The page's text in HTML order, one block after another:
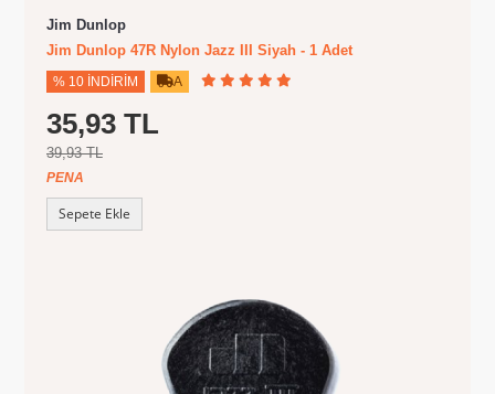
Jim Dunlop
Jim Dunlop 47R Nylon Jazz III Siyah - 1 Adet
% 10 İNDIRIM A
35,93 TL
39,93 TL
PENA
Sepete Ekle